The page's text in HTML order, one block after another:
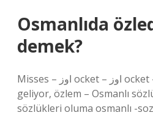
Osmanlıda
demek?
Misses – اوز ocket – اوز ocket – اوز ocket ne anlama
geliyor, özlem – Osmanlı
sözlükleri oluma osmanlı -